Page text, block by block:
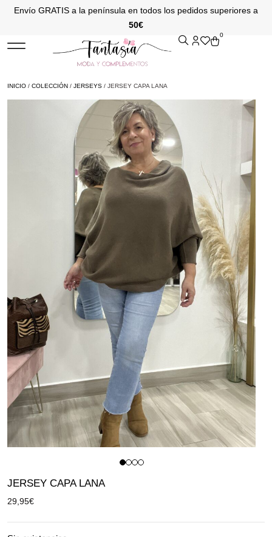
Envío GRATIS a la península en todos los pedidos superiores a
50€
0
INICIO / COLECCIÓN / JERSEYS / JERSEY CAPA LANA
JERSEY CAPA LANA
29,95€